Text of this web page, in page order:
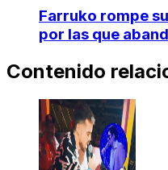
Farruko rompe
por las que
Contenido